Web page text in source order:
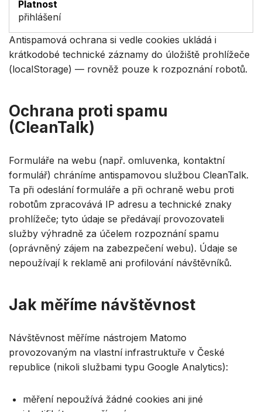
přihlášení
Antispamová ochrana si vedle cookies ukládá i
krátkodobé technické záznamy do úložiště prohlížeče
(localStorage) — rovněž pouze k rozpoznání robotů.
Ochrana proti spamu
(CleanTalk)
Formuláře na webu (např. omluvenka, kontaktní
formulář) chráníme antispamovou službou CleanTalk.
Ta při odeslání formuláře a při ochraně webu proti
robotům zpracovává IP adresu a technické znaky
prohlížeče; tyto údaje se předávají provozovateli
služby výhradně za účelem rozpoznání spamu
(oprávněný zájem na zabezpečení webu). Údaje se
nepoužívají k reklamě ani profilování návštěvníků.
Jak měříme návštěvnost
Návštěvnost měříme nástrojem Matomo
provozovaným na vlastní infrastruktuře v České
republice (nikoli službami typu Google Analytics):
měření nepoužívá žádné cookies ani jiné